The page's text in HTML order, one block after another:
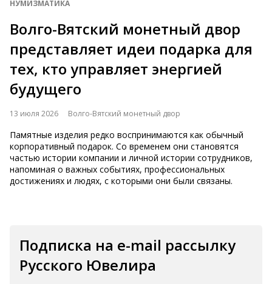
НУМИЗМАТИКА
Волго-Вятский монетный двор
представляет идеи подарка для
тех, кто управляет энергией
будущего
13 июля 2026 Волго-Вятский монетный двор
Памятные изделия редко воспринимаются как обычный
корпоративный подарок. Со временем они становятся
частью истории компании и личной истории сотрудников,
напоминая о важных событиях, профессиональных
достижениях и людях, с которыми они были связаны.
Подписка на e-mail рассылку
Русского Ювелира